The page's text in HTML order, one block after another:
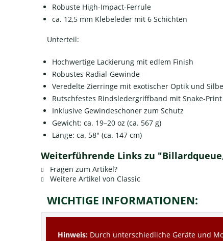
Robuste High-Impact-Ferrule
ca. 12,5 mm Klebeleder mit 6 Schichten
Unterteil:
Hochwertige Lackierung mit edlem Finish
Robustes Radial-Gewinde
Veredelte Zierringe mit exotischer Optik und
Rutschfestes Rindsledergriffband mit Snake-
Inklusive Gewindeschoner zum Schutz
Gewicht: ca. 19–20 oz (ca. 567 g)
Länge: ca. 58" (ca. 147 cm)
Weiterführende Links zu
Fragen zum Artikel?
Weitere Artikel von Classic
WICHTIGE INFORMATIONEN:
Hinweis: Durch unterschiedliche Geräte und